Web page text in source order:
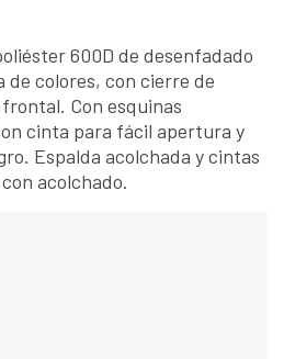
600D de desenfadado
de colores, con cierre de
Con esquinas
cinta para fácil apertura y
Espalda acolchada y cintas
acolchado.